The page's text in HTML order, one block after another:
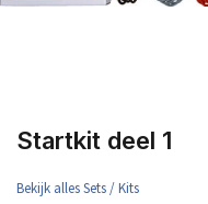
Startkit deel 1
Bekijk alles Sets / Kits